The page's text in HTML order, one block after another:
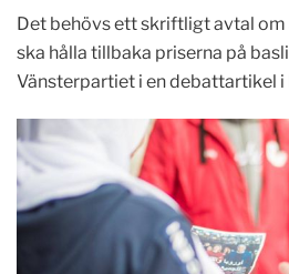
Det behövs ett skriftligt avtal
ska hålla tillbaka priserna på
Vänsterpartiet i en debattartikel i